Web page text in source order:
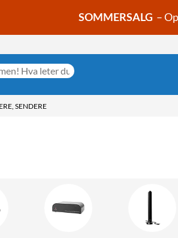
SOMMERSALG –
SENDERE